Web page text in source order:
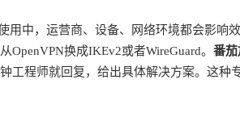
用中，运营商、设备、网络环境都会影响
换成IKEv2或者WireGuard。 番茄
工程师就回复，给出具体解决方案。这种